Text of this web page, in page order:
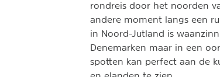
rondreis door het noorden
andere moment langs een
in Noord-Jutland is
Denemarken maar in een
spotten kan perfect aan de